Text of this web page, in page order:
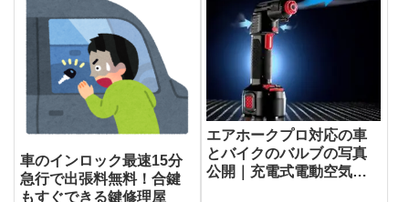
車のインロック最速15分
急行で出張料無料！合鍵
もすぐできる鍵修理屋
エアホークプロ対応の車
とバイクのバルブの写真
公開｜充電式電動空気入